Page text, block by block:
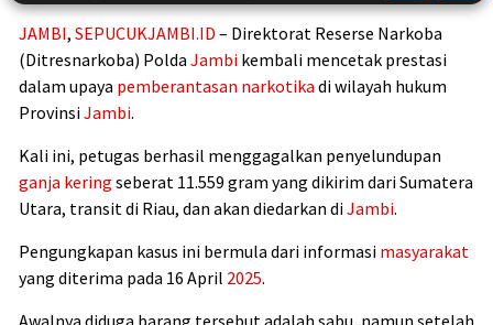
JAMBI, SEPUCUKJAMBI.ID – Direktorat Reserse Narkoba
(Ditresnarkoba) Polda Jambi kembali mencetak prestasi
dalam upaya pemberantasan narkotika di wilayah hukum
ProvinsiJambi.
Kali ini, petugas berhasil menggagalkan penyelundupan
ganja kering seberat 11.559 gram yang dikirim dari Sumatera
Utara, transit di Riau, dan akan diedarkan diJambi.
Pengungkapan kasus ini bermula dari informasi masyarakat
yang diterima pada 16 April 2025.
Awalnya diduga barang tersebut adalah sabu, namun setelah